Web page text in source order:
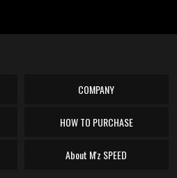
COMPANY
HOW TO PURCHASE
About M'z SPEED